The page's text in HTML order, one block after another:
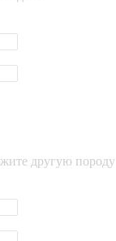
другую породу